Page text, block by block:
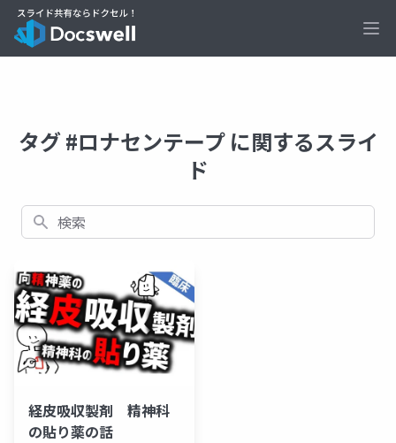
タグ #ロナセンテープ に関するスライ
ド
検索
経皮吸収製剤 精神科
の貼り薬の話